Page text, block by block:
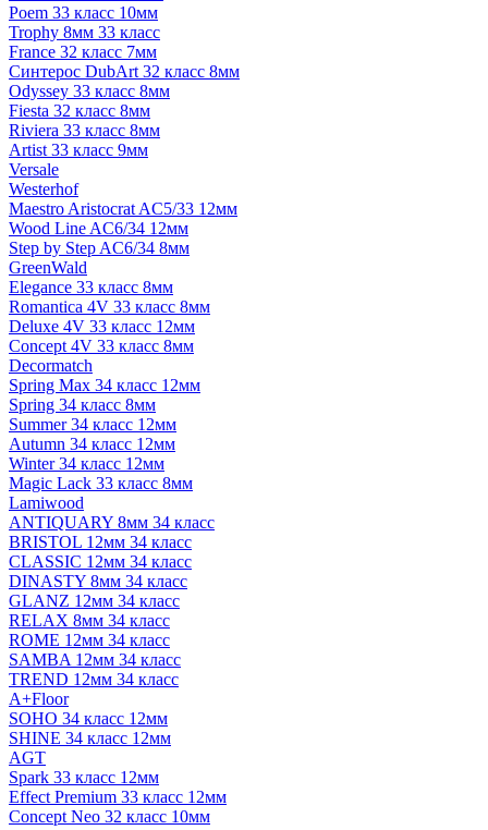
Poem 33 класс 10мм
Trophy 8мм 33 класс
France 32 класс 7мм
Синтерос DubArt 32 класс 8мм
Odyssey 33 класс 8мм
Fiesta 32 класс 8мм
Riviera 33 класс 8мм
Artist 33 класс 9мм
Versale
Westerhof
Maestro Aristocrat AC5/33 12мм
Wood Line AC6/34 12мм
Step by Step AC6/34 8мм
GreenWald
Elegance 33 класс 8мм
Romantica 4V 33 класс 8мм
Deluxe 4V 33 класс 12мм
Concept 4V 33 класс 8мм
Decormatch
Spring Max 34 класс 12мм
Spring 34 класс 8мм
Summer 34 класс 12мм
Autumn 34 класс 12мм
Winter 34 класс 12мм
Magic Lack 33 класс 8мм
Lamiwood
ANTIQUARY 8мм 34 класс
BRISTOL 12мм 34 класс
CLASSIC 12мм 34 класс
DINASTY 8мм 34 класс
GLANZ 12мм 34 класс
RELAX 8мм 34 класс
ROME 12мм 34 класс
SAMBA 12мм 34 класс
TREND 12мм 34 класс
A+Floor
SOHO 34 класс 12мм
SHINE 34 класс 12мм
AGT
Spark 33 класс 12мм
Effect Premium 33 класс 12мм
Concept Neo 32 класс 10мм